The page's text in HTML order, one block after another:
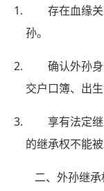
存在血缘
孙。
确认外孙
交户口簿、出生
享有法定
的继承权不能被
二、外孙继